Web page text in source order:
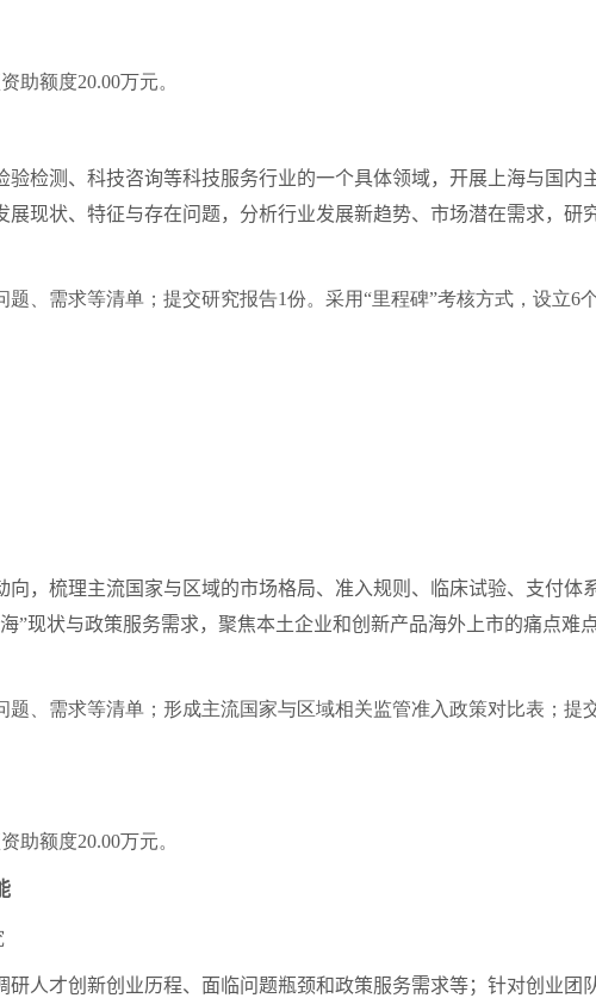
助额度20.00万元。
测、科技咨询等科技服务行业的一个具体领域，开展上海与国内
现状、特征与存在问题，分析行业发展新趋势、市场潜在需求，研
题、需求等清单；提交研究报告1份。采用“里程碑”考核方式，设立6
梳理主流国家与区域的市场格局、准入规则、临床试验、支付体
”现状与政策服务需求，聚焦本土企业和创新产品海外上市的痛点难
题、需求等清单；形成主流国家与区域相关监管准入政策对比表；提
助额度20.00万元。
才创新创业历程、面临问题瓶颈和政策服务需求等；针对创业团